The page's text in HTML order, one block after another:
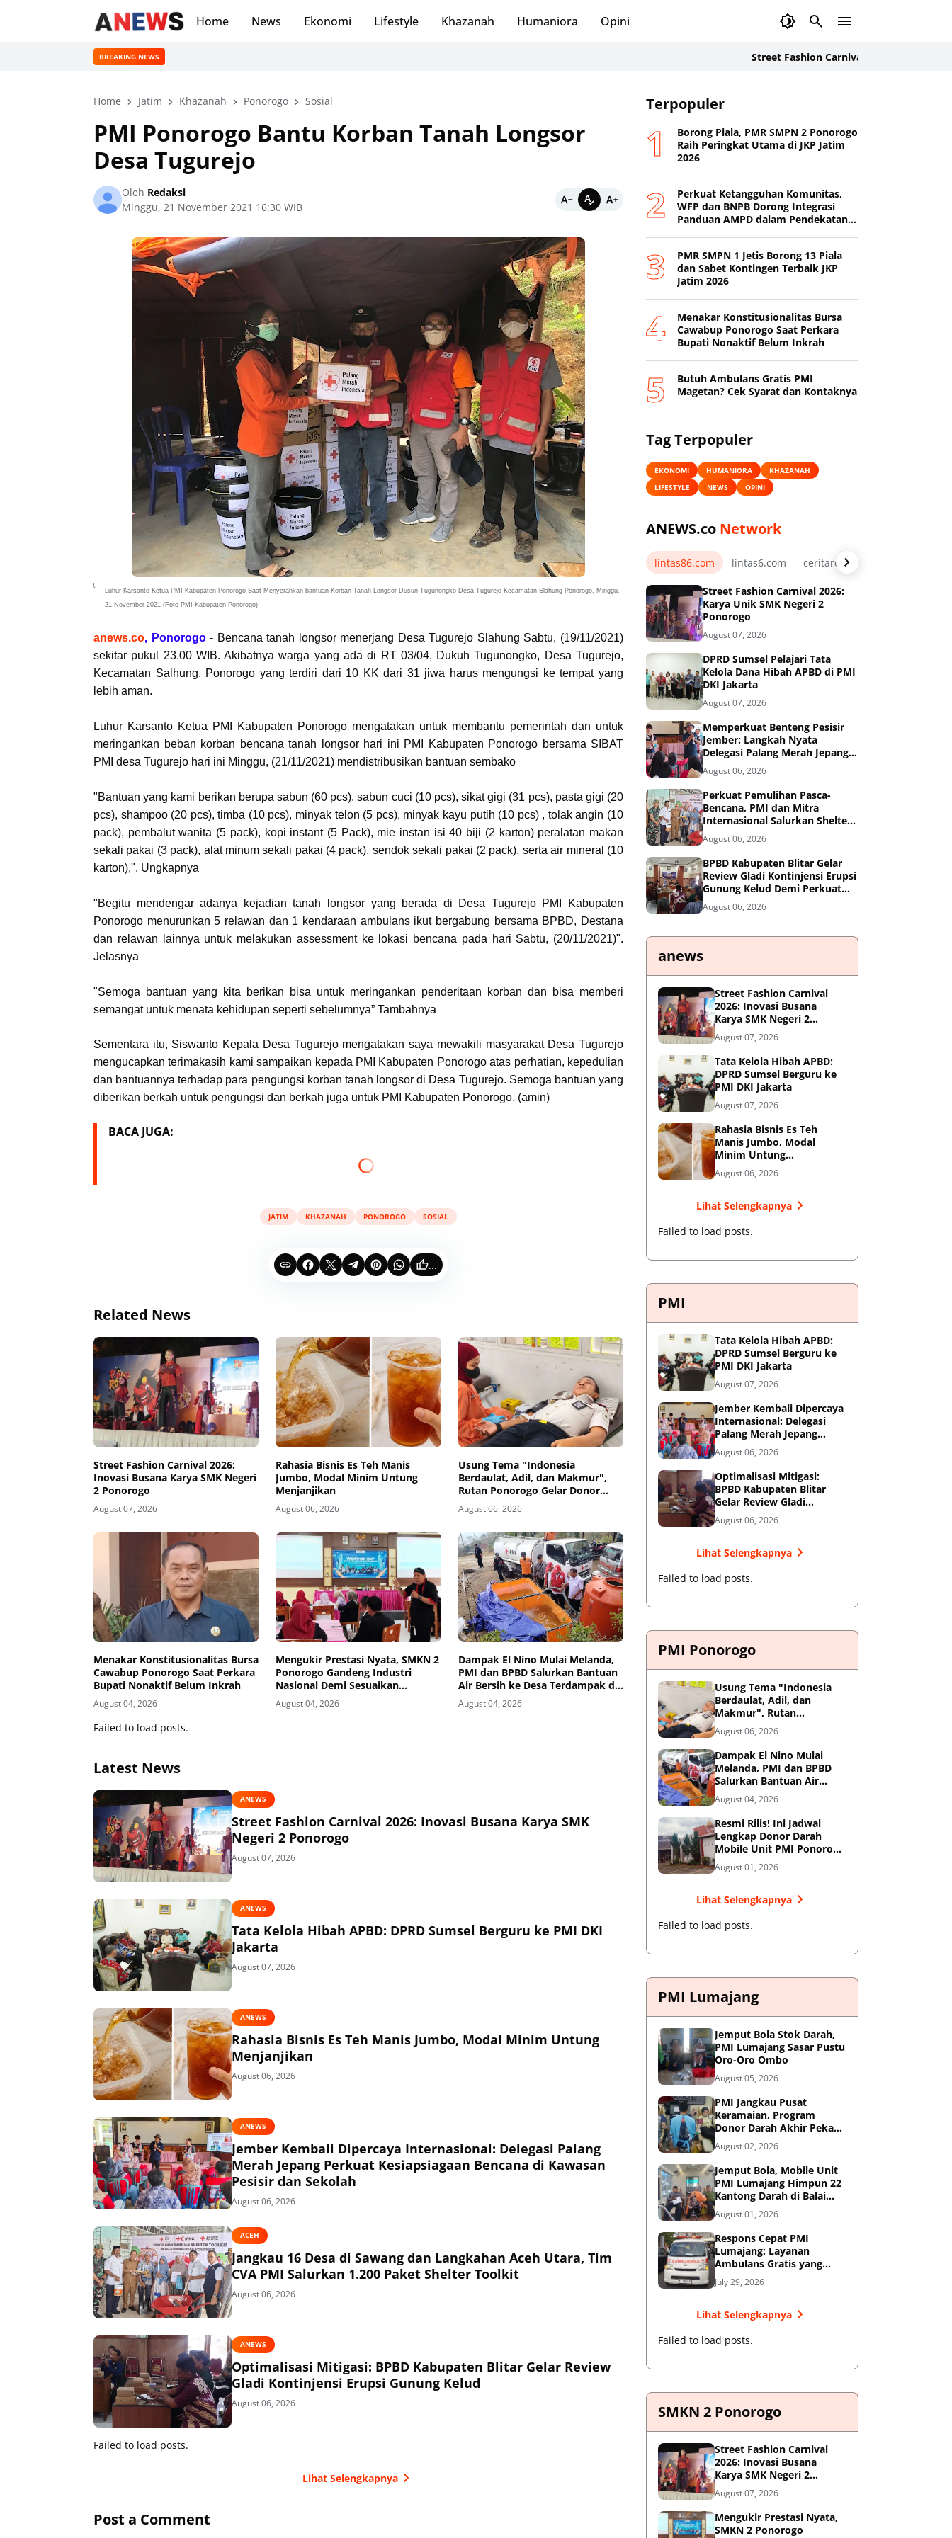
Home News Ekonomi Lifestyle Khazanah Humaniora Opini
BREAKING NEWS Street Fashion Carnival 2026: Inovasi Busana
Home Jatim Khazanah Ponorogo Sosial
PMI Ponorogo Bantu Korban Tanah Longsor
Desa Tugurejo
Oleh Redaksi
Minggu, 21 November 2021 16:30 WIB
Luhur Karsanto Ketua PMI Kabupaten Ponorogo Saat Menyerahkan bantuan Korban Tanah Longsor Dusun Tugunongko Desa Tugurejo Kecamatan Slahung Ponorogo. Minggu,
21 November 2021 (Foto PMI Kabupaten Ponorogo)
anews.co, Ponorogo- Bencana tanah longsor menerjang Desa Tugurejo Slahung Sabtu, (19/11/2021)
sekitar pukul 23.00 WIB. Akibatnya warga yang ada di RT 03/04, Dukuh Tugunongko, Desa Tugurejo,
Kecamatan Salhung, Ponorogo yang terdiri dari 10 KK dari 31 jiwa harus mengungsi ke tempat yang
lebih aman.
Luhur Karsanto Ketua PMI Kabupaten Ponorogo mengatakan untuk membantu pemerintah dan untuk
meringankan beban korban bencana tanah longsor hari ini PMI Kabupaten Ponorogo bersama SIBAT
PMI desa Tugurejo hari ini Minggu, (21/11/2021) mendistribusikan bantuan sembako
"Bantuan yang kami berikan berupa sabun (60 pcs), sabun cuci (10 pcs), sikat gigi (31 pcs), pasta gigi (20
pcs), shampoo (20 pcs), timba (10 pcs), minyak telon (5 pcs), minyak kayu putih (10 pcs) , tolak angin (10
pack), pembalut wanita (5 pack), kopi instant (5 Pack), mie instan isi 40 biji (2 karton) peralatan makan
sekali pakai (3 pack), alat minum sekali pakai (4 pack), sendok sekali pakai (2 pack), serta air mineral (10
karton),". Ungkapnya
"Begitu mendengar adanya kejadian tanah longsor yang berada di Desa Tugurejo PMI Kabupaten
Ponorogo menurunkan 5 relawan dan 1 kendaraan ambulans ikut bergabung bersama BPBD, Destana
dan relawan lainnya untuk melakukan assessment ke lokasi bencana pada hari Sabtu, (20/11/2021)".
Jelasnya
"Semoga bantuan yang kita berikan bisa untuk meringankan penderitaan korban dan bisa memberi
semangat untuk menata kehidupan seperti sebelumnya” Tambahnya
Sementara itu, Siswanto Kepala Desa Tugurejo mengatakan saya mewakili masyarakat Desa Tugurejo
mengucapkan terimakasih kami sampaikan kepada PMI Kabupaten Ponorogo atas perhatian, kepedulian
dan bantuannya terhadap para pengungsi korban tanah longsor di Desa Tugurejo. Semoga bantuan yang
diberikan berkah untuk pengungsi dan berkah juga untuk PMI Kabupaten Ponorogo. (amin)
BACA JUGA:
JATIM KHAZANAH PONOROGO SOSIAL
...
Related News
Street Fashion Carnival 2026:
Inovasi Busana Karya SMK Negeri
2 Ponorogo
August 07, 2026
Rahasia Bisnis Es Teh Manis
Jumbo, Modal Minim Untung
Menjanjikan
August 06, 2026
Usung Tema "Indonesia
Berdaulat, Adil, dan Makmur",
Rutan Ponorogo Gelar Donor
Darah Kemanusiaan Sambut HUT
RI ke-81
August 06, 2026
Menakar Konstitusionalitas Bursa
Cawabup Ponorogo Saat Perkara
Bupati Nonaktif Belum Inkrah
August 04, 2026
Mengukir Prestasi Nyata, SMKN 2
Ponorogo Gandeng Industri
Nasional Demi Sesuaikan
Kurikulum dengan Kebutuhan
Dunia Kerja
August 04, 2026
Dampak El Nino Mulai Melanda,
PMI dan BPBD Salurkan Bantuan
Air Bersih ke Desa Terdampak di
Ponorogo
August 04, 2026
Failed to load posts.
Latest News
ANEWS
Street Fashion Carnival 2026: Inovasi Busana Karya SMK
Negeri 2 Ponorogo
August 07, 2026
ANEWS
Tata Kelola Hibah APBD: DPRD Sumsel Berguru ke PMI DKI
Jakarta
August 07, 2026
ANEWS
Rahasia Bisnis Es Teh Manis Jumbo, Modal Minim Untung
Menjanjikan
August 06, 2026
ANEWS
Jember Kembali Dipercaya Internasional: Delegasi Palang
Merah Jepang Perkuat Kesiapsiagaan Bencana di Kawasan
Pesisir dan Sekolah
August 06, 2026
ACEH
Jangkau 16 Desa di Sawang dan Langkahan Aceh Utara, Tim
CVA PMI Salurkan 1.200 Paket Shelter Toolkit
August 06, 2026
ANEWS
Optimalisasi Mitigasi: BPBD Kabupaten Blitar Gelar Review
Gladi Kontinjensi Erupsi Gunung Kelud
August 06, 2026
Failed to load posts.
Lihat Selengkapnya
Post a Comment
Terpopuler
Borong Piala, PMR SMPN 2 Ponorogo
Raih Peringkat Utama di JKP Jatim
2026
Perkuat Ketangguhan Komunitas,
WFP dan BNPB Dorong Integrasi
Panduan AMPD dalam Pendekatan
PMR SMPN 1 Jetis Borong 13 Piala
dan Sabet Kontingen Terbaik JKP
Jatim 2026
Menakar Konstitusionalitas Bursa
Cawabup Ponorogo Saat Perkara
Bupati Nonaktif Belum Inkrah
Butuh Ambulans Gratis PMI
Magetan? Cek Syarat dan Kontaknya
Tag Terpopuler
EKONOMI HUMANIORA
KHAZANAH
LIFESTYLE
NEWS OPINI
ANEWS.co Network
lintas86.com lintas6.com ceritarelawan.my.id
Street Fashion Carnival 2026:
Karya Unik SMK Negeri 2
Ponorogo
August 07, 2026
DPRD Sumsel Pelajari Tata
Kelola Dana Hibah APBD di PMI
DKI Jakarta
August 07, 2026
Memperkuat Benteng Pesisir
Jember: Langkah Nyata
Delegasi Palang Merah Jepang
Dampingi Relawan dan Sekolah
Tangguh Bencana
August 06, 2026
Perkuat Pemulihan Pasca-
Bencana, PMI dan Mitra
Internasional Salurkan Shelter
Toolkit untuk 1.200 Keluarga di
Aceh Utara
August 06, 2026
BPBD Kabupaten Blitar Gelar
Review Gladi Kontinjensi Erupsi
Gunung Kelud Demi Perkuat
Mitigasi Bencana
August 06, 2026
anews
Street Fashion Carnival
2026: Inovasi Busana
Karya SMK Negeri 2
Ponorogo
August 07, 2026
Tata Kelola Hibah APBD:
DPRD Sumsel Berguru ke
PMI DKI Jakarta
August 07, 2026
Rahasia Bisnis Es Teh
Manis Jumbo, Modal
Minim Untung
Menjanjikan
August 06, 2026
Lihat Selengkapnya
Failed to load posts.
PMI
Tata Kelola Hibah APBD:
DPRD Sumsel Berguru ke
PMI DKI Jakarta
August 07, 2026
Jember Kembali Dipercaya
Internasional: Delegasi
Palang Merah Jepang
Perkuat Kesiapsiagaan
Bencana di Kawasan
Pesisir dan Sekolah
August 06, 2026
Optimalisasi Mitigasi:
BPBD Kabupaten Blitar
Gelar Review Gladi
Kontinjensi Erupsi Gunung
Kelud
August 06, 2026
Lihat Selengkapnya
Failed to load posts.
PMI Ponorogo
Usung Tema "Indonesia
Berdaulat, Adil, dan
Makmur", Rutan
Ponorogo Gelar Donor
Darah Kemanusiaan
Sambut HUT RI ke-81
August 06, 2026
Dampak El Nino Mulai
Melanda, PMI dan BPBD
Salurkan Bantuan Air
Bersih ke Desa Terdampak
di Ponorogo
August 04, 2026
Resmi Rilis! Ini Jadwal
Lengkap Donor Darah
Mobile Unit PMI Ponorogo
Agustus 2026
August 01, 2026
Lihat Selengkapnya
Failed to load posts.
PMI Lumajang
Jemput Bola Stok Darah,
PMI Lumajang Sasar Pustu
Oro-Oro Ombo
August 05, 2026
PMI Jangkau Pusat
Keramaian, Program
Donor Darah Akhir Pekan
di GM Plaza Lumajang
Disambut Antusias
August 02, 2026
Jemput Bola, Mobile Unit
PMI Lumajang Himpun 22
Kantong Darah di Balai
Desa Jatirejo Kunir
August 01, 2026
Respons Cepat PMI
Lumajang: Layanan
Ambulans Gratis yang
Wajib Diketahui Warga
July 29, 2026
Lihat Selengkapnya
Failed to load posts.
SMKN 2 Ponorogo
Street Fashion Carnival
2026: Inovasi Busana
Karya SMK Negeri 2
Ponorogo
August 07, 2026
Mengukir Prestasi Nyata,
SMKN 2 Ponorogo